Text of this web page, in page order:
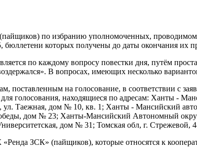
по избранию уполномоченных,
которых получены до даты окончания их
по каждому вопросу повестки дня, путём
В вопросах, имеющих несколько
на голосование, в соответствии с
голосования, находящиеся по адресам: Ханты -
Таежная, дом № 10, кв. 1; Ханты - Мансийский
дом № 23; Ханты-Мансийский Автономный
дом № 31; Томская обл, г. Стрежевой,
ЗСК» (пайщиков), которые относятся к